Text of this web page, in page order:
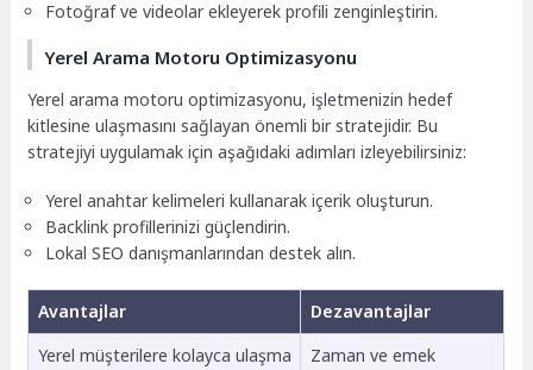
Fotoğraf ve videolar ekleyerek profili zenginleştirin.
Yerel Arama Motoru Optimizasyonu
Yerel arama motoru optimizasyonu, işletmenizin hedef
kitlesine ulaşmasını sağlayan önemli bir stratejidir. Bu
stratejiyi uygulamak için aşağıdaki adımları izleyebilirsiniz:
Yerel anahtar kelimeleri kullanarak içerik oluşturun.
Backlink profillerinizi güçlendirin.
Lokal SEO danışmanlarından destek alın.
Avantajlar
Dezavantajlar
Yerel müşterilere kolayca ulaşma
Zaman ve emek